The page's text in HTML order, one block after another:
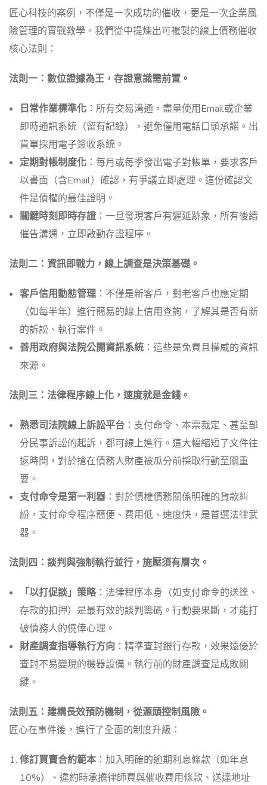
匠心科技的案例，不僅是一次成功的催收，更是一次企業風
險管理的實戰教學。我們從中提煉出可複製的線上債務催收
核心法則：
法則一：數位證據為王，存證意識需前置。
日常作業標準化 ：所有交易溝通，盡量使用Email或企業
即時通訊系統（留有記錄），避免僅用電話口頭承諾。出
貨單採用電子簽收系統。
定期對帳制度化 ：每月或每季發出電子對帳單，要求客戶
以書面（含Email）確認，有爭議立即處理。這份確認文
件是債權的最佳證明。
關鍵時刻即時存證 ：一旦發現客戶有遲延跡象，所有後續
催告溝通，立即啟動存證程序。
法則二：資訊即戰力，線上調查是決策基礎。
客戶信用動態管理 ：不僅是新客戶，對老客戶也應定期
（如每半年）進行簡易的線上信用查詢，了解其是否有新
的訴訟、執行案件。
善用政府與法院公開資訊系統 ：這些是免費且權威的資訊
來源。
法則三：法律程序線上化，速度就是金錢。
熟悉司法院線上訴訟平台 ：支付命令、本票裁定、甚至部
分民事訴訟的起訴，都可線上進行。這大幅縮短了文件往
返時間，對於搶在債務人財產被瓜分前採取行動至關重
要。
支付命令是第一利器 ：對於債權債務關係明確的貨款糾
紛，支付命令程序簡便、費用低、速度快，是首選法律武
器。
法則四：談判與強制執行並行，施壓須有層次。
「以打促談」策略：法律程序本身（如支付命令的送達、
存款的扣押）是最有效的談判籌碼。行動要果斷，才能打
破債務人的僥倖心理。
財產調查指導執行方向 ：精準查封銀行存款，效果遠優於
查封不易變現的機器設備。執行前的財產調查是成敗關
鍵。
法則五：建構長效預防機制，從源頭控制風險。
匠心在事件後，進行了全面的制度升級：
修訂買賣合約範本 ：加入明確的逾期利息條款（如年息
10%）、違約時承擔律師費與催收費用條款、送達地址